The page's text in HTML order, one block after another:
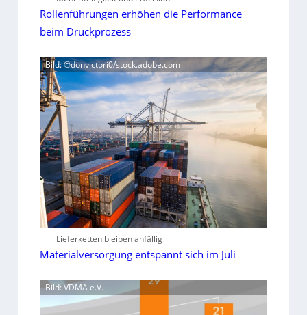
Rollenführungen erhöhen die Performance
beim Drückprozess
Bild: ©donvictori0/stock.adobe.com
Lieferketten bleiben anfällig
Materialversorgung entspannt sich im Juli
Bild: VDMA e.V.